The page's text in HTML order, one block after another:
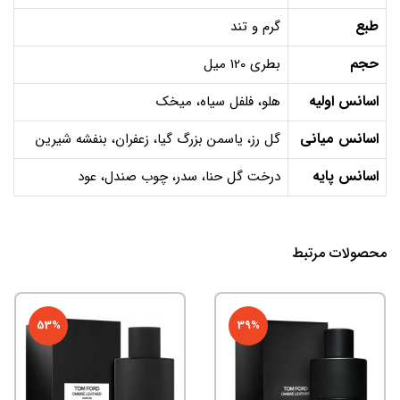
طبع گرم و تند
حجم بطری 120 میل
اسانس اولیه هلو، فلفل سياه، ميخک
اسانس میانی گل رز، ياسمن بزرگ گيا، زعفران، بنفشه شيرين
اسانس پایه درخت گل حنا، سدر، چوب صندل، عود
محصولات مرتبط
39%
53%